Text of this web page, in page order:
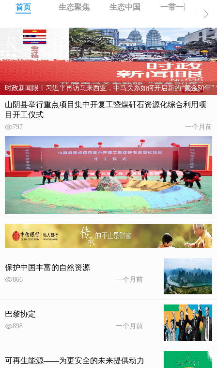
首页 生态聚焦 生态中国 一带一路
保护中国丰富的自然资源
山阴县举行重点项目集中开复工暨煤矸石资源化综合利用项
目开工仪式
797 一个月前
保护中国丰富的自然资源
866 一个月前
巴黎协定
898 一个月前
可再生能源——为更安全的未来提供动力